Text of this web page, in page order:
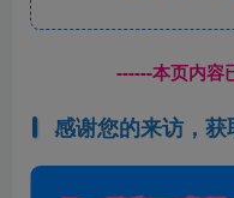
------本页内容
感谢您的来访，获